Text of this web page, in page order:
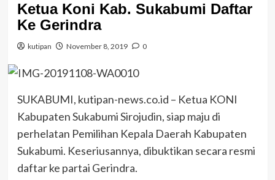
Ketua Koni Kab. Sukabumi Daftar
Ke Gerindra
kutipan November 8, 2019 0
SUKABUMI, kutipan-news.co.id – Ketua KONI
Kabupaten Sukabumi Sirojudin, siap maju di
perhelatan Pemilihan Kepala Daerah Kabupaten
Sukabumi. Keseriusannya, dibuktikan secara resmi
daftar ke partai Gerindra.